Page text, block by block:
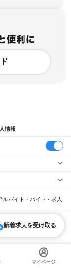
情報
上天草市宇城市阿蘇市
城郡八代郡葦北郡
田原坂駅 植木駅西里駅
武蔵塚駅
）・バーテンダー
ー）
ネイルOK
人活躍中
迎 しゃぶしゃぶ
ルバイト・バイト・求人
新着求人を受け取る
ポリシー
マイページ